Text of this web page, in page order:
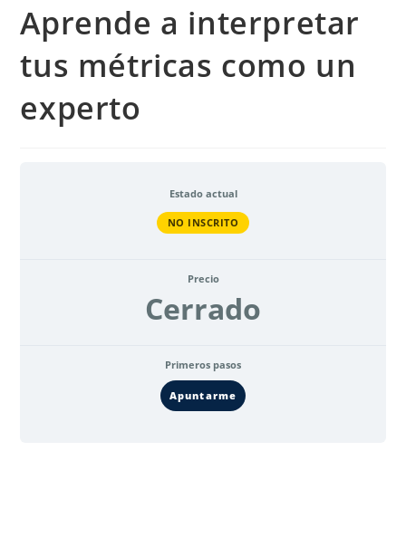
Aprende a interpretar
tus métricas como un
experto
Estado actual
NO INSCRITO
Precio
Cerrado
Primeros pasos
Apuntarme